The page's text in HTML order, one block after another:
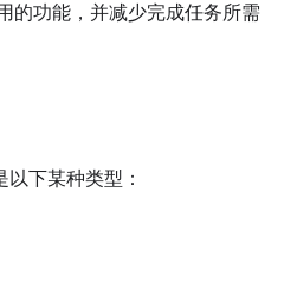
的功能，并减少完成任务所需
下某种类型：